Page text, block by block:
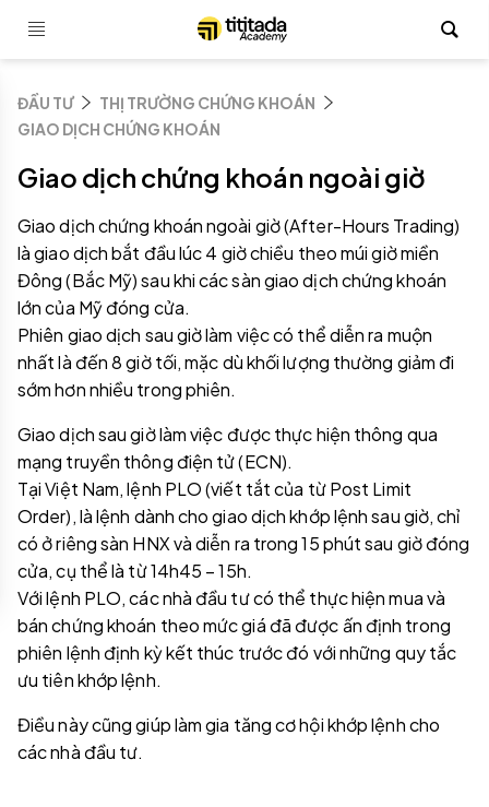
ĐẦU TƯ
THỊ TRƯỜNG CHỨNG KHOÁN
GIAO DỊCH CHỨNG KHOÁN
Giao dịch chứng khoán ngoài giờ
Giao dịch chứng khoán ngoài giờ (After-Hours Trading)
là giao dịch bắt đầu lúc 4 giờ chiều theo múi giờ miền
Đông (Bắc Mỹ) sau khi các sàn giao dịch chứng khoán
lớn của Mỹ đóng cửa.
Phiên giao dịch sau giờ làm việc có thể diễn ra muộn
nhất là đến 8 giờ tối, mặc dù khối lượng thường giảm đi
sớm hơn nhiều trong phiên.
Giao dịch sau giờ làm việc được thực hiện thông qua
mạng truyền thông điện tử (ECN).
Tại Việt Nam, lệnh PLO (viết tắt của từ Post Limit
Order), là lệnh dành cho giao dịch khớp lệnh sau giờ, chỉ
có ở riêng sàn HNX và diễn ra trong 15 phút sau giờ đóng
cửa, cụ thể là từ 14h45 – 15h.
Với lệnh PLO, các nhà đầu tư có thể thực hiện mua và
bán chứng khoán theo mức giá đã được ấn định trong
phiên lệnh định kỳ kết thúc trước đó với những quy tắc
ưu tiên khớp lệnh.
Điều này cũng giúp làm gia tăng cơ hội khớp lệnh cho
các nhà đầu tư.